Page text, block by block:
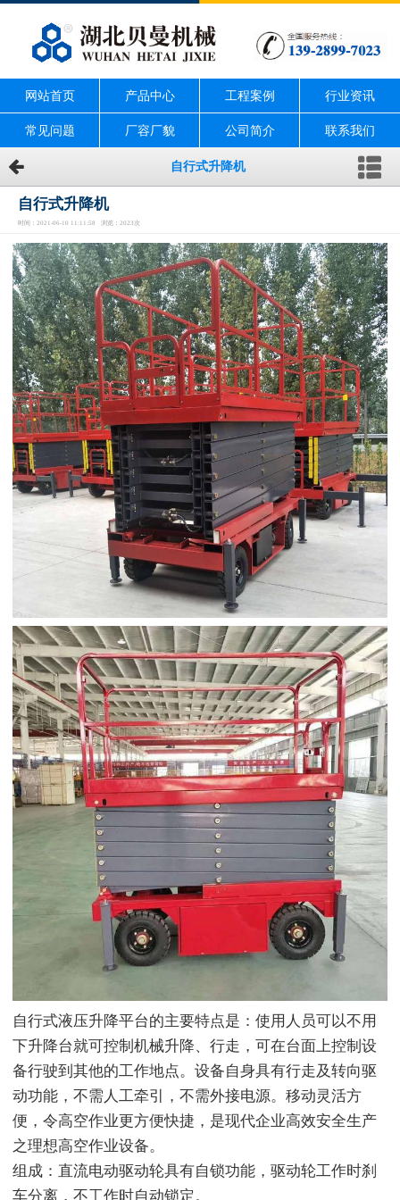
网站首页 产品中心 工程案例 行业资讯
常见问题 厂容厂貌 公司简介 联系我们
自行式升降机
自行式升降机
时间：2021-06-10 11:11:58 浏览：2023次
自行式液压升降平台的主要特点是：使用人员可以不用
下升降台就可控制机械升降、行走，可在台面上控制设
备行驶到其他的工作地点。设备自身具有行走及转向驱
动功能，不需人工牵引，不需外接电源。移动灵活方
便，令高空作业更方便快捷，是现代企业高效安全生产
之理想高空作业设备。
组成：直流电动驱动轮具有自锁功能，驱动轮工作时刹
车分离，不工作时自动锁定。